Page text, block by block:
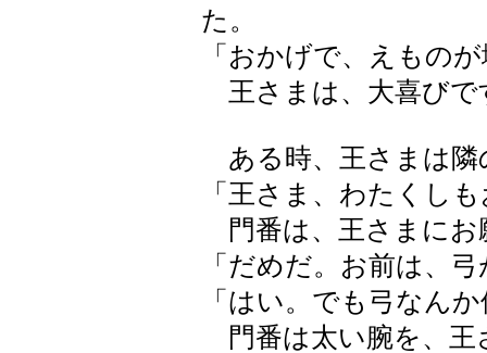
た。
「おかげで、えもの
王さまは、大喜びで
ある時、王さまは隣
「王さま、わたくし
門番は、王さまにお
「だめだ。お前は、
「はい。でも弓なん
門番は太い腕を、王